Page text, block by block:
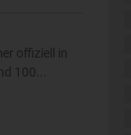
offiziell in
100...